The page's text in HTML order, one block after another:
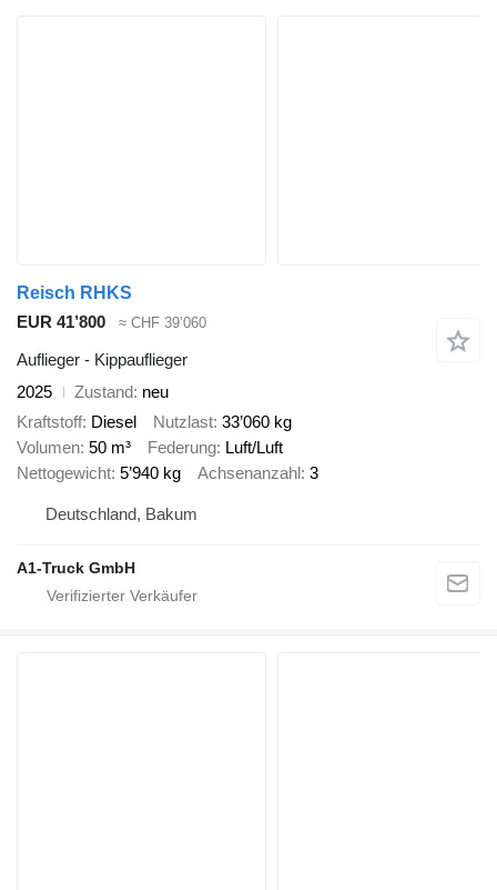
Reisch RHKS
EUR 41’800
≈ CHF 39’060
Auflieger - Kippauflieger
2025
Zustand neu
Kraftstoff Diesel Nutzlast 33’060 kg
Volumen 50 m³ Federung Luft/Luft
Nettogewicht 5’940 kg Achsenanzahl 3
Deutschland, Bakum
A1-Truck GmbH